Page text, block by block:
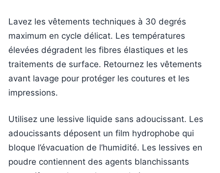
Lavez les vêtements techniques à 30 degrés
maximum en cycle délicat. Les températures
élevées dégradent les fibres élastiques et les
traitements de surface. Retournez les vêtements
avant lavage pour protéger les coutures et les
impressions.
Utilisez une lessive liquide sans adoucissant. Les
adoucissants déposent un film hydrophobe qui
bloque l’évacuation de l’humidité. Les lessives en
poudre contiennent des agents blanchissants